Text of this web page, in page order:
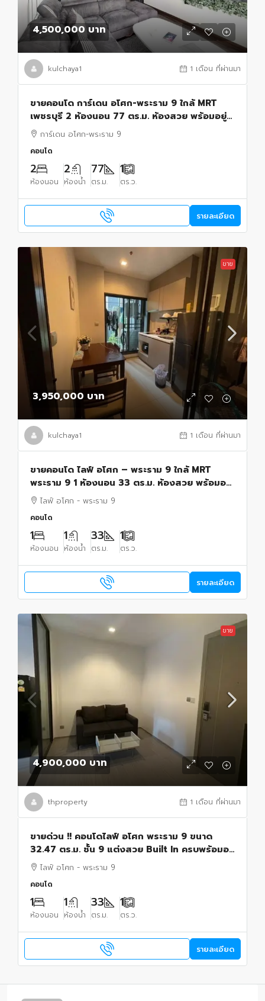
4,500,000 บาท
kulchaya1 1 เดือน ที่ผ่านมา
ขายคอนโด การ์เดน อโศก-พระราม 9 ใกล้ MRT
เพชรบุรี 2 ห้องนอน 77 ตร.ม. ห้องสวย พร้อมอยู่
เหมาะลงทุน
การ์เดน อโศก-พระราม 9
คอนโด
2
ห้องนอน
2
ห้องน้ำ
77
ตร.ม.
1
ตร.ว.
รายละเอียด
ขาย
3,950,000 บาท
kulchaya1 1 เดือน ที่ผ่านมา
ขายคอนโด ไลฟ์ อโศก – พระราม 9 ใกล้ MRT
พระราม 9 1 ห้องนอน 33 ตร.ม. ห้องสวย พร้อมอยู่
เหมาะลงทุน
ไลฟ์ อโศก - พระราม 9
คอนโด
1
ห้องนอน
1
ห้องน้ำ
33
ตร.ม.
1
ตร.ว.
รายละเอียด
ขาย
4,900,000 บาท
thproperty 1 เดือน ที่ผ่านมา
ขายด่วน !! คอนโดไลฟ์ อโศก พระราม 9 ขนาด
32.47 ตร.ม. ชั้น 9 แต่งสวย Built In ครบพร้อมอยู่
ใกล้ MRT พระราม 9
ไลฟ์ อโศก - พระราม 9
คอนโด
1
ห้องนอน
1
ห้องน้ำ
33
ตร.ม.
1
ตร.ว.
รายละเอียด